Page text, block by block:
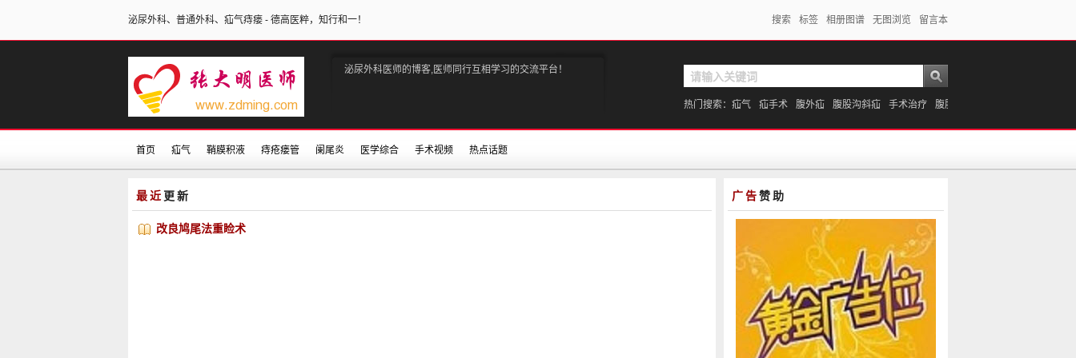
搜索 标签 相册图谱 无图浏览 留言本
泌尿外科、普通外科、疝气痔瘘 - 德高医粹，知行和一！
泌尿外科医师的博客,医师同行互相学习的交流平台！
热门搜索： 疝气 疝手术 腹外疝 腹股沟斜疝 手术治疗 腹股沟疝
首页 疝气 鞘膜积液 痔疮瘘管 阑尾炎 医学综合 手术视频 热点话题
最近 更新
改良鸠尾法重睑术
广告赞助